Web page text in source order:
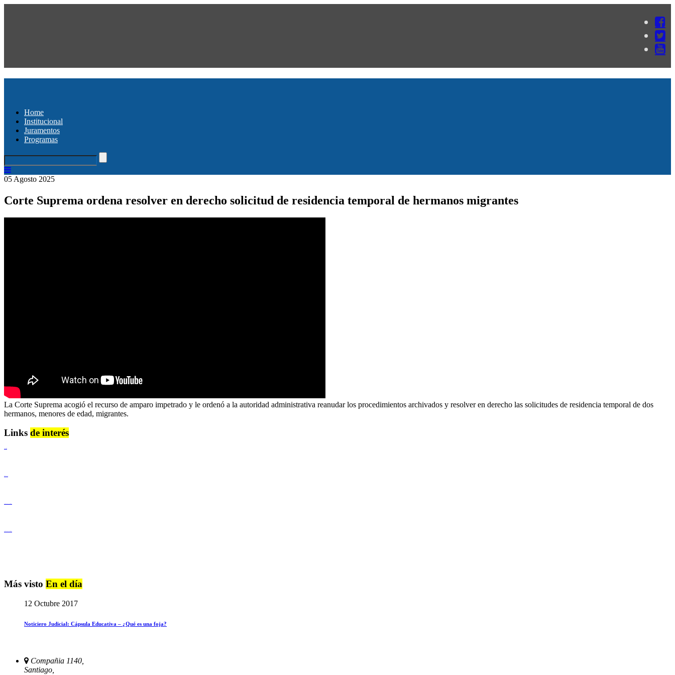
Home
Institucional
Juramentos
Programas
05 Agosto 2025
Corte Suprema ordena resolver en derecho solicitud de residencia temporal de hermanos migrantes
La Corte Suprema acogió el recurso de amparo impetrado y le ordenó a la autoridad administrativa reanudar los procedimientos archivados y resolver en derecho las solicitudes de residencia temporal de dos
hermanos, menores de edad, migrantes.
Links de interés
Más visto En el día
12 Octubre 2017
Noticiero Judicial: Cápsula Educativa – ¿Qué es una foja?
Compañia 1140,
Santiago,